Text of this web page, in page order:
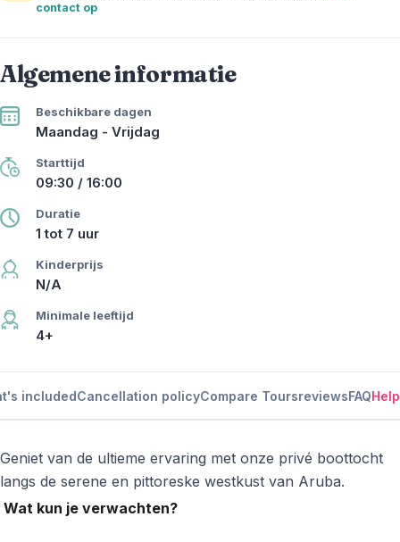
contact op
Algemene informatie
Beschikbare dagen
Maandag - Vrijdag
Starttijd
09:30 / 16:00
Duratie
1 tot 7 uur
Kinderprijs
N/A
Minimale leeftijd
4+
includedCancellation policyCompare ToursreviewsFAQHelp
Geniet van de ultieme ervaring met onze privé boottocht
langs de serene en pittoreske westkust van Aruba.
Wat kun je verwachten?